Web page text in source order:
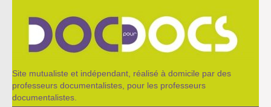
Site mutualiste et indépendant, réalisé à domicile par des
professeurs documentalistes, pour les professeurs
documentalistes.